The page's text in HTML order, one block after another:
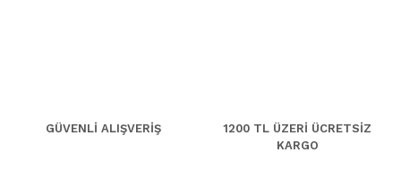
GÜVENLİ ALIŞVERİŞ
1200 TL ÜZERİ ÜCRETSİZ
KARGO